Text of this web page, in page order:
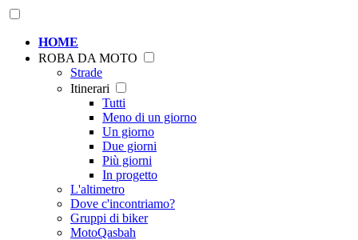
HOME
ROBA DA MOTO
Strade
Itinerari
Tutti
Meno di un giorno
Un giorno
Due giorni
Più giorni
In progetto
L'altimetro
Dove c'incontriamo?
Gruppi di biker
MotoQasbah